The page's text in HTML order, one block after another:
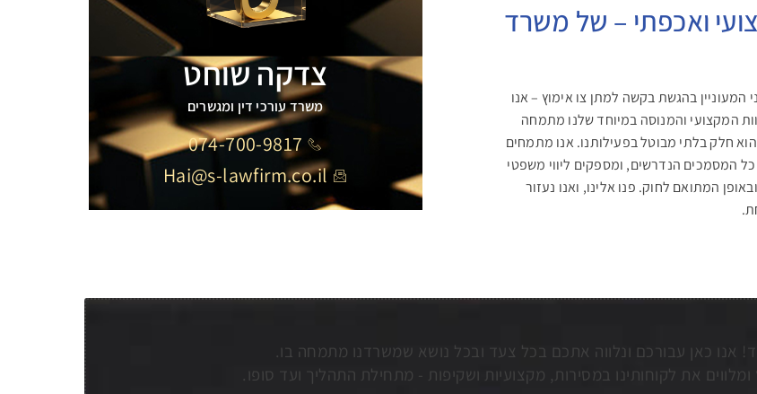
ואכפתי – של משרד
המעוניין בהגשת בקשה למתן צו אימוץ – אנו
המקצועי והמנוסה במיוחד שלנו מתמחה
חלק בלתי מבוטל בפעילותנו. אנו מתמחים
כל המסמכים הנדרשים, ומספקים ליווי משפטי
המתואם לחוק. פנו אלינו, ואנו נעזור
צדקה שוחט
משרד עורכי דין ומגשרים
074-700-9817
Hai@s-lawfirm.co.il
אנו כאן עבורכם ונלווה אתכם בכל צעד ובכל נושא שמשרדנו מתמחה בו.
את לקוחותינו במסירות, מקצועיות ושקיפות - מתחילת התהליך ועד סופו.